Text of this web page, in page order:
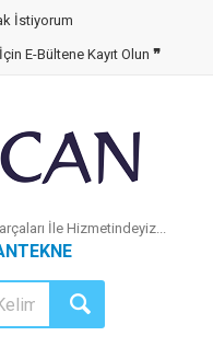
İstiyorum
E-Bültene Kayıt Olun ❞
İle Hizmetindeyiz...